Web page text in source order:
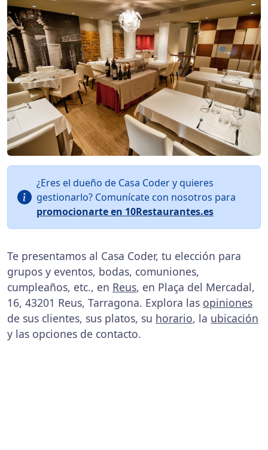
¿Eres el dueño de Casa Coder y quieres
gestionarlo? Comunícate con nosotros para
promocionarte en 10Restaurantes.es
Te presentamos al Casa Coder, tu elección para
grupos y eventos, bodas, comuniones,
cumpleaños, etc., en Reus, en Plaça del Mercadal,
16, 43201 Reus, Tarragona. Explora las opiniones
de sus clientes, sus platos, su horario, la ubicación
y las opciones de contacto.